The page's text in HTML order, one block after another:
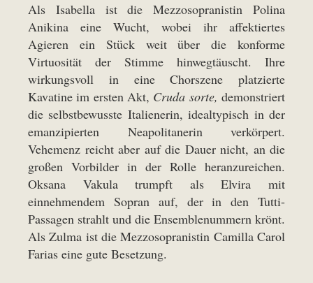
Als Isabella ist die Mezzosopranistin Polina
Anikina eine Wucht, wobei ihr affektiertes
Agieren ein Stück weit über die konforme
Virtuosität der Stimme hinwegtäuscht. Ihre
wirkungsvoll in eine Chorszene platzierte
Kavatine im ersten Akt, Cruda sorte, demonstriert
die selbstbewusste Italienerin, idealtypisch in der
emanzipierten Neapolitanerin verkörpert.
Vehemenz reicht aber auf die Dauer nicht, an die
großen Vorbilder in der Rolle heranzureichen.
Oksana Vakula trumpft als Elvira mit
einnehmendem Sopran auf, der in den Tutti-
Passagen strahlt und die Ensemblenummern krönt.
Als Zulma ist die Mezzosopranistin Camilla Carol
Farias eine gute Besetzung.